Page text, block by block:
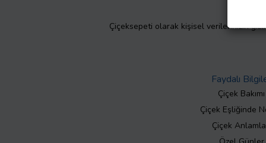
Çiçeksepeti olarak kişisel verilerinizin
Faydalı
Çiçek Bakımı
Çiçek Eşliğinde
Çiçek